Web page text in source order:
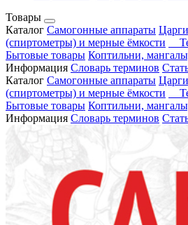
Товары
Каталог Самогонные аппараты
(спиртометры) и мерные ёмкости
Бытовые товары Коптильни,
Информация Словарь терминов
Каталог Самогонные аппараты
(спиртометры) и мерные ёмкости
Бытовые товары Коптильни,
Информация Словарь терминов